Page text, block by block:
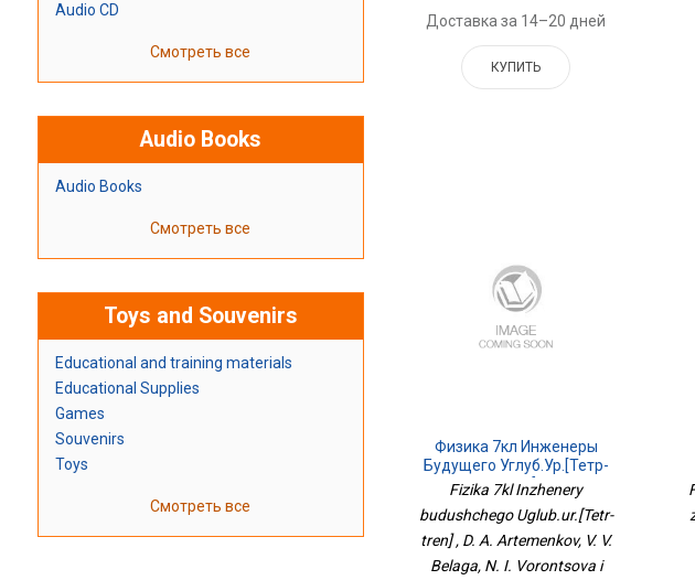
Audio CD
Смотреть все
Audio Books
Audio Books
Смотреть все
Toys and Souvenirs
Educational and training materials
Educational Supplies
Games
Souvenirs
Toys
Смотреть все
Доставка за 14–20 дней
КУПИТЬ
Физика 7кл Инженеры
Будущего Углуб.ур.[Тетр-
Трен]
Fizika 7kl Inzhenery
budushchego Uglub.ur.[Tetr-
tren] , D. A. Artemenkov, V. V.
Belaga, N. I. Vorontsova i